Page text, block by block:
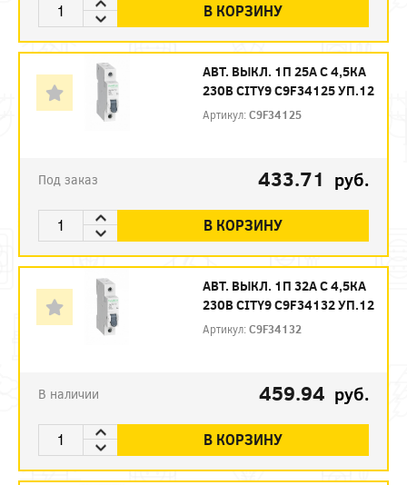
В КОРЗИНУ
АВТ. ВЫКЛ. 1П 25А С 4,5КА
230В CITY9 C9F34125 УП.12
Артикул:C9F34125
Под заказ 433.71 руб.
В КОРЗИНУ
АВТ. ВЫКЛ. 1П 32А С 4,5КА
230В CITY9 C9F34132 УП.12
Артикул:C9F34132
В наличии 459.94 руб.
В КОРЗИНУ